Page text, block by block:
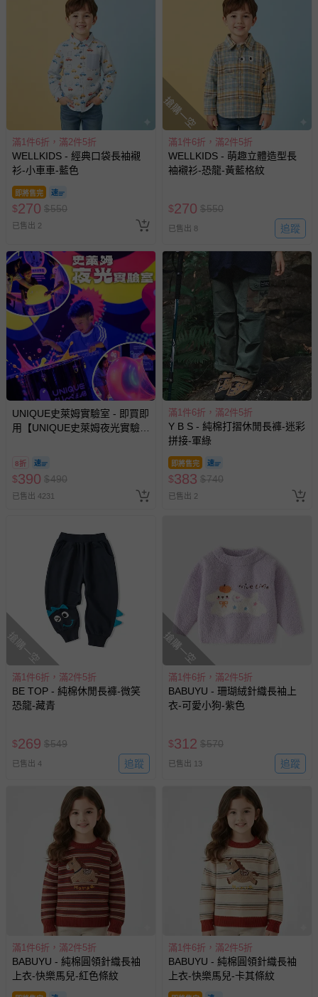
滿1件6折，滿2件5折
WELLKIDS - 經典口袋長袖襯
衫-小車車-藍色
即將售完
$270 $550
已售出 2
搶購一空
滿1件6折，滿2件5折
WELLKIDS - 萌趣立體造型長
袖襯衫-恐龍-黃藍格紋
$270 $550
已售出 8 追蹤
UNIQUE史萊姆實驗室 - 即買即
用【UNIQUE史萊姆夜光實驗室
訂單編號兌換，逾期作廢) (大
人小孩均一價(3歲以上需購票))
8折
$390 $490
已售出 4231
滿1件6折，滿2件5折
Y B S - 純棉打摺休閒長褲-迷彩
拼接-軍綠
即將售完
$383 $740
已售出 2
搶購一空
滿1件6折，滿2件5折
BE TOP - 純棉休閒長褲-微笑
恐龍-藏青
$269 $549
已售出 4 追蹤
搶購一空
滿1件6折，滿2件5折
BABUYU - 珊瑚絨針織長袖上
衣-可愛小狗-紫色
$312 $570
已售出 13 追蹤
滿1件6折，滿2件5折
BABUYU - 純棉圓領針織長袖
上衣-快樂馬兒-紅色條紋
滿1件6折，滿2件5折
BABUYU - 純棉圓領針織長袖
上衣-快樂馬兒-卡其條紋